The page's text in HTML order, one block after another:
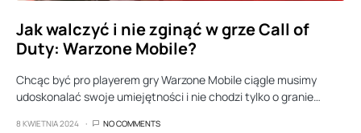
Jak walczyć i nie zginąć w grze Call of
Duty: Warzone Mobile?
Chcąc być pro playerem gry Warzone Mobile ciągle musimy
udoskonalać swoje umiejętności i nie chodzi tylko o granie…
8 KWIETNIA 2024 NO COMMENTS